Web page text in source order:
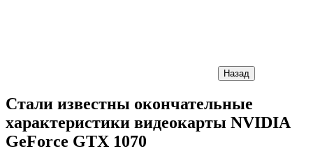
Назад
Стали известны окончательные
характеристики видеокарты NVIDIA
GeForce GTX 1070